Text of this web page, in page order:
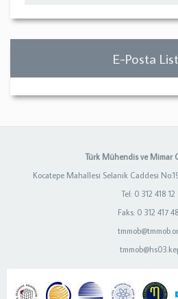
E-Posta
Türk Mühendis ve Mimar
Kocatepe Mahallesi Selanik Caddesi
Tel: 0 312 418 12
Faks: 0 312 417